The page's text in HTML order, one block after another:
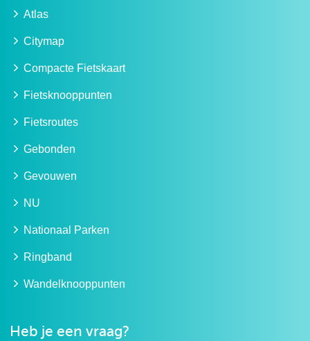
Atlas
Citymap
Compacte Fietskaart
Fietsknooppunten
Fietsroutes
Gebonden
Gevouwen
NU
Nationaal Parken
Ringband
Wandelknooppunten
Heb je een vraag?